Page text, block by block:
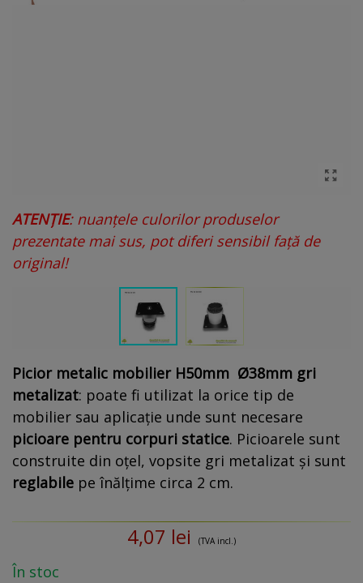
ATENȚIE: nuanțele culorilor produselor
prezentate mai sus, pot diferi sensibil față de
original!
Picior metalic mobilier H50mm Ø38mm gri
metalizat: poate fi utilizat la orice tip de
mobilier sau aplicație unde sunt necesare
picioare pentru corpuri statice. Picioarele sunt
construite din oțel, vopsite gri metalizat și sunt
reglabile pe înălțime circa 2 cm.
4,07 lei (TVA incl.)
În stoc